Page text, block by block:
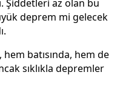
Şiddetleri az olan bu
deprem mi gelecek
batısında, hem de
sıklıkla depremler